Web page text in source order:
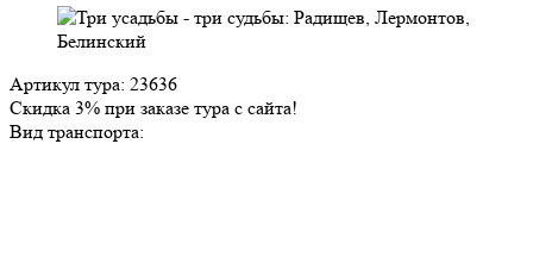
Артикул тура: 23636
Скидка 3% при заказе тура с сайта!
Вид транспорта: